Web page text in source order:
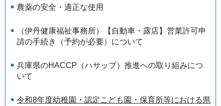
農薬の安全・適正な使用
（伊丹健康福祉事務所）【自動車・露店】営業許可申
請の手続き（予約が必要）について
兵庫県のHACCP（ハサップ）推進への取り組みにつ
いて
令和8年度幼稚園・認定こども園・保育所等における県